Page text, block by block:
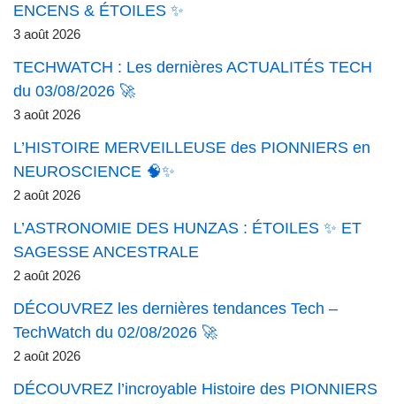
ENCENS & ÉTOILES ✨
3 août 2026
TECHWATCH : Les dernières ACTUALITÉS TECH
du 03/08/2026 🚀
3 août 2026
L’HISTOIRE MERVEILLEUSE des PIONNIERS en
NEUROSCIENCE 🧠✨
2 août 2026
L’ASTRONOMIE DES HUNZAS : ÉTOILES ✨ ET
SAGESSE ANCESTRALE
2 août 2026
DÉCOUVREZ les dernières tendances Tech –
TechWatch du 02/08/2026 🚀
2 août 2026
DÉCOUVREZ l’incroyable Histoire des PIONNIERS